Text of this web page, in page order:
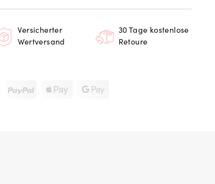
Versicherter
Wertversand
30 Tage kostenlose
Retoure